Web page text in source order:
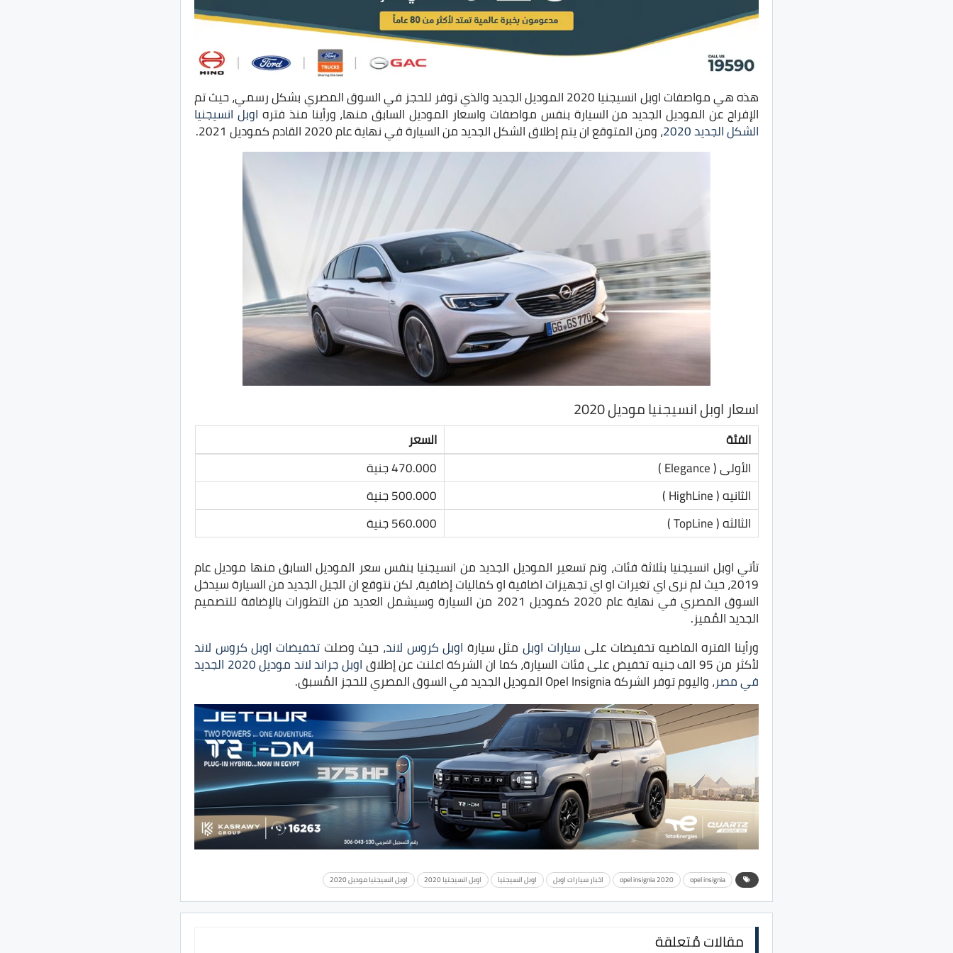
هذه هي مواصفات اوبل انسيجنيا 2020 الموديل الجديد والذي توفر للحجز في السوق المصري بشكل رسمي، حيث تم
الإفراج عن الموديل الجديد من السيارة بنفس مواصفات واسعار الموديل السابق منها، ورأينا منذ فتره اوبل انسيجنيا
الشكل الجديد 2020 ، ومن المتوقع ان يتم إطلاق الشكل الجديد من السيارة في نهاية عام 2020 القادم كموديل 2021.
اسعار اوبل انسيجنيا موديل 2020
الفئة
السعر
الأولى ( Elegance )
470.000 جنية
الثانيه ( HighLine )
500.000 جنية
الثالثه ( TopLine )
560.000 جنية
تأتي اوبل انسيجنيا بثلاثة فئات، وتم تسعير الموديل الجديد من انسيجنيا بنفس سعر الموديل السابق منها موديل عام
2019، حيث لم نرى اي تغيرات او اي تجهيزات اضافية او كماليات إضافية، لكن نتوقع ان الجيل الجديد من السيارة سيدخل
السوق المصري في نهاية عام 2020 كموديل 2021 من السيارة وسيشمل العديد من التطورات بالإضافة للتصميم
الجديد المُميز.
ورأينا الفتره الماضيه تخفيضات علىسيارات اوبلمثل سيارة اوبل كروس لاند، حيث وصلت تخفيضات اوبل كروس لاند
لأكثر من 95 الف جنيه تخفيض على فئات السيارة، كما ان الشركة اعلنت عن إطلاق اوبل جراند لاند موديل 2020 الجديد
في مصر، واليوم توفر الشركة Opel Insignia الموديل الجديد في السوق المصري للحجز المُسبق.
opel insignia
opel insignia 2020 اخبار سيارات اوبل اوبل انسيجنيا اوبل انسيجنيا 2020 اوبل انسيجنيا موديل 2020
مقالات مُتعلقة